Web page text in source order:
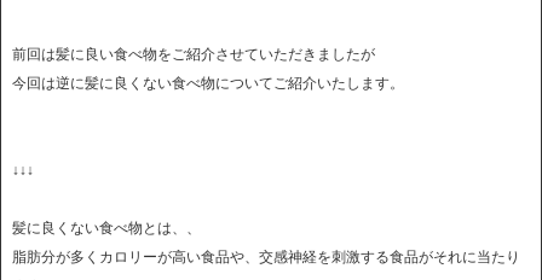
前回は髪に良い食べ物をご紹介させていただきましたが
今回は逆に髪に良くない食べ物についてご紹介いたします。
↓↓↓
髪に良くない食べ物とは、、
脂肪分が多くカロリーが高い食品や、交感神経を刺激する食品がそれに当たり